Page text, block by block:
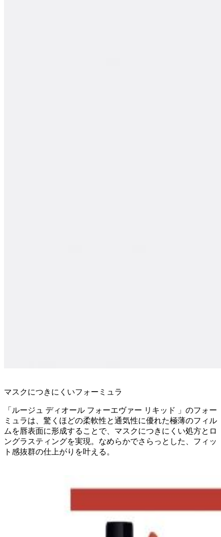
マスクにつきにくいフォーミュラ
「ルージュ ディオール フォーエヴァー リキッド 」のフォー
ミュラは、驚くほどの柔軟性と通気性に優れた極薄のフィル
ムを唇表面に形成することで、マスクにつきにくい処方とロ
ングラスティングを実現。なめらかでさらっとした、フィッ
ト感抜群の仕上がりを叶える。